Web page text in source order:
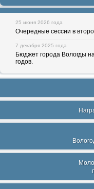
25 июня 2026 года
Очередные сессии в
7 декабря 2025 года
Бюджет города Вологды
годов.